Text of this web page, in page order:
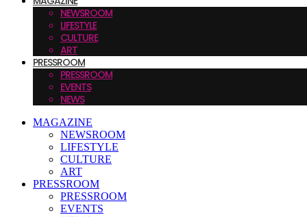
NEWSROOM
LIFESTYLE
CULTURE
ART
PRESSROOM
PRESSROOM
EVENTS
NEWS
MAGAZINE
NEWSROOM
LIFESTYLE
CULTURE
ART
PRESSROOM
PRESSROOM
EVENTS